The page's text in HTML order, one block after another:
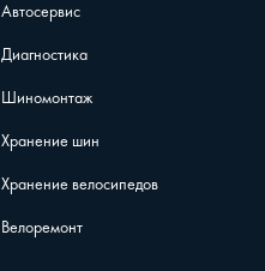
Автосервис
Диагностика
Шиномонтаж
Хранение шин
Хранение велосипедов
Велоремонт